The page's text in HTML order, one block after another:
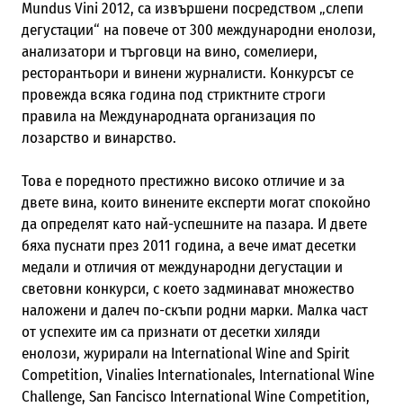
Mundus Vini 2012, са извършени посредством „слепи
дегустации“ на повече от 300 международни енолози,
анализатори и търговци на вино, сомелиери,
ресторантьори и винени журналисти. Конкурсът се
провежда всяка година под стриктните строги
правила на Международната организация по
лозарство и винарство.
Това е поредното престижно високо отличие и за
двете вина, които винените експерти могат спокойно
да определят като най-успешните на пазара. И двете
бяха пуснати през 2011 година, а вече имат десетки
медали и отличия от международни дегустации и
световни конкурси, с което задминават множество
наложени и далеч по-скъпи родни марки. Малка част
от успехите им са признати от десетки хиляди
енолози, журирали на International Wine and Spirit
Competition, Vinalies Internationales, International Wine
Challenge, San Fancisco International Wine Competition,